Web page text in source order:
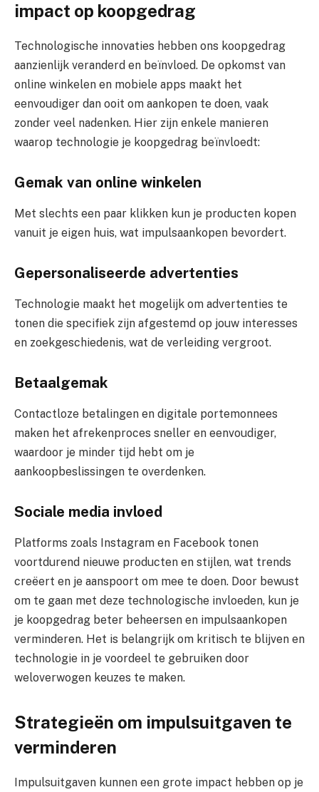
impact op koopgedrag
Technologische innovaties hebben ons koopgedrag
aanzienlijk veranderd en beïnvloed. De opkomst van
online winkelen en mobiele apps maakt het
eenvoudiger dan ooit om aankopen te doen, vaak
zonder veel nadenken. Hier zijn enkele manieren
waarop technologie je koopgedrag beïnvloedt:
Gemak van online winkelen
Met slechts een paar klikken kun je producten kopen
vanuit je eigen huis, wat impulsaankopen bevordert.
Gepersonaliseerde advertenties
Technologie maakt het mogelijk om advertenties te
tonen die specifiek zijn afgestemd op jouw interesses
en zoekgeschiedenis, wat de verleiding vergroot.
Betaalgemak
Contactloze betalingen en digitale portemonnees
maken het afrekenproces sneller en eenvoudiger,
waardoor je minder tijd hebt om je
aankoopbeslissingen te overdenken.
Sociale media invloed
Platforms zoals Instagram en Facebook tonen
voortdurend nieuwe producten en stijlen, wat trends
creëert en je aanspoort om mee te doen. Door bewust
om te gaan met deze technologische invloeden, kun je
je koopgedrag beter beheersen en impulsaankopen
verminderen. Het is belangrijk om kritisch te blijven en
technologie in je voordeel te gebruiken door
weloverwogen keuzes te maken.
Strategieën om impulsuitgaven te
verminderen
Impulsuitgaven kunnen een grote impact hebben op je